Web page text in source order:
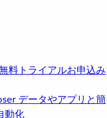
料トライアルお申込み
データやアプリと簡
動化